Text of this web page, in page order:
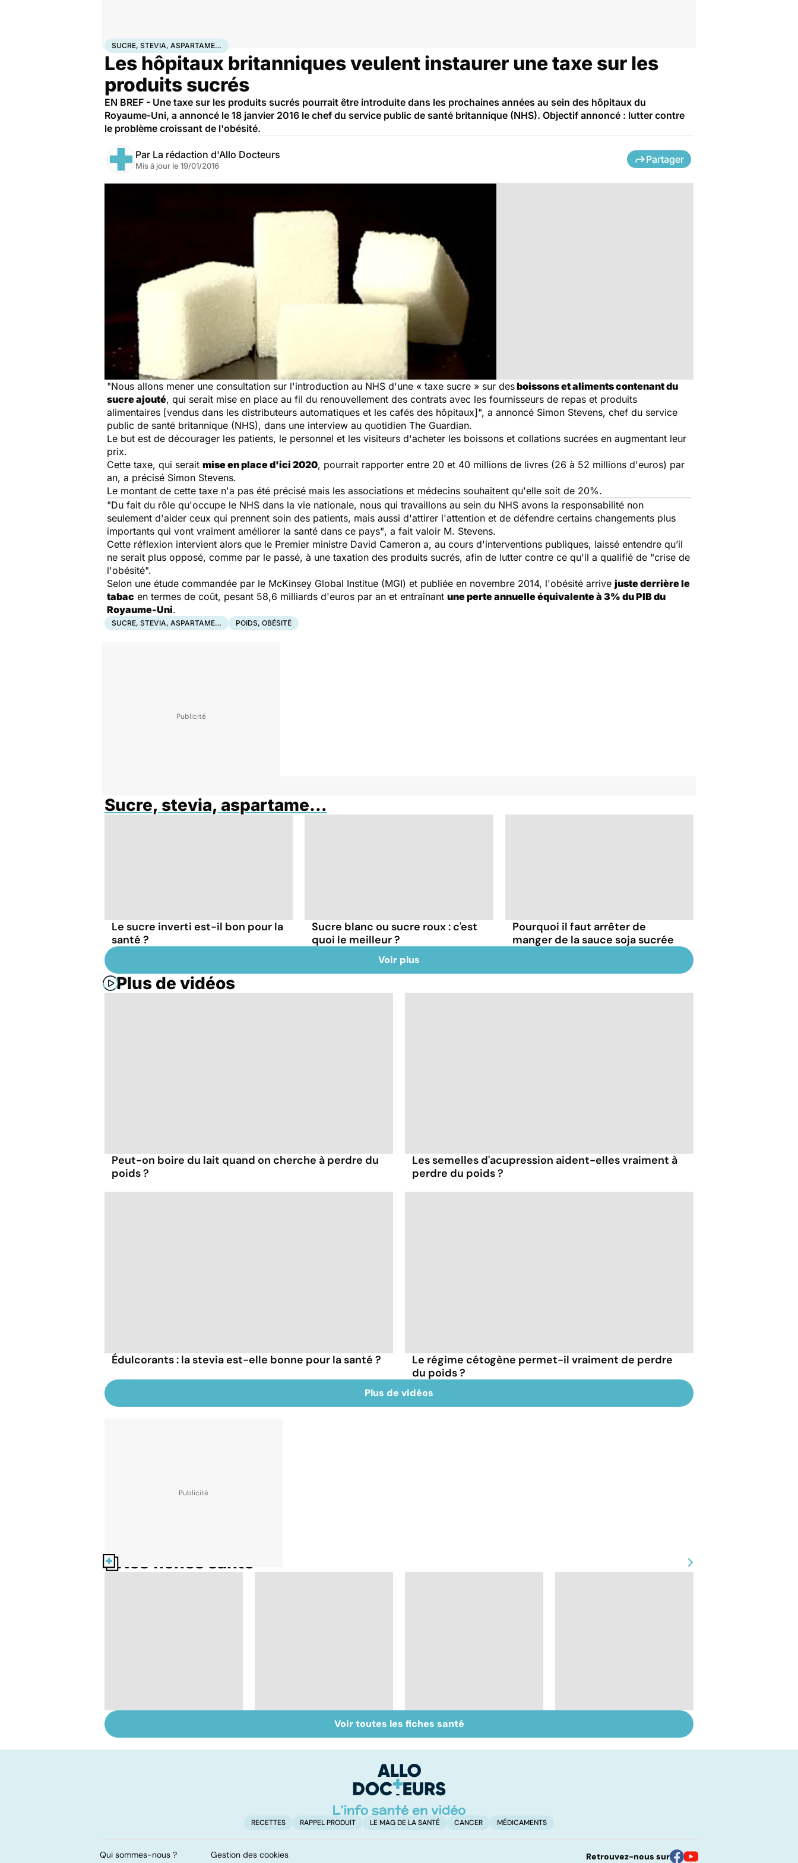
AccueilBien-êtreNutritionSucre, stevia, aspartame…
SUCRE, STEVIA, ASPARTAME…
Les hôpitaux britanniques veulent instaurer une taxe sur les
produits sucrés
EN BREF - Une taxe sur les produits sucrés pourrait être introduite dans les prochaines années au sein des hôpitaux du
Royaume-Uni, a annoncé le 18 janvier 2016 le chef du service public de santé britannique (NHS). Objectif annoncé : lutter contre
le problème croissant de l'obésité.
Par La rédaction d'Allo Docteurs
Mis à jour le 19/01/2016
Partager
"Nous allons mener une consultation sur l'introduction au NHS d'une « taxe sucre » sur desboissons et aliments contenant du
sucre ajouté, qui serait mise en place au fil du renouvellement des contrats avec les fournisseurs de repas et produits
alimentaires [vendus dans les distributeurs automatiques et les cafés des hôpitaux]", a annoncé Simon Stevens, chef du service
public de santé britannique (NHS), dans une interview au quotidien The Guardian.
Le but est de décourager les patients, le personnel et les visiteurs d'acheter les boissons et collations sucrées en augmentant leur
prix.
Cette taxe, qui serait mise en place d'ici 2020, pourrait rapporter entre 20 et 40 millions de livres (26 à 52 millions d'euros) par
an, a précisé Simon Stevens.
Le montant de cette taxe n'a pas été précisé mais les associations et médecins souhaitent qu'elle soit de 20%.
"Du fait du rôle qu'occupe le NHS dans la vie nationale, nous qui travaillons au sein du NHS avons la responsabilité non
seulement d'aider ceux qui prennent soin des patients, mais aussi d'attirer l'attention et de défendre certains changements plus
importants qui vont vraiment améliorer la santé dans ce pays", a fait valoir M. Stevens.
Cette réflexion intervient alors que le Premier ministre David Cameron a, au cours d'interventions publiques, laissé entendre qu’il
ne serait plus opposé, comme par le passé, à une taxation des produits sucrés, afin de lutter contre ce qu'il a qualifié de "crise de
l'obésité".
Selon une étude commandée par le McKinsey Global Institue (MGI) et publiée en novembre 2014, l'obésité arrive juste derrière le
tabac en termes de coût, pesant 58,6 milliards d'euros par an et entraînant une perte annuelle équivalente à 3% du PIB du
Royaume-Uni.
SUCRE, STEVIA, ASPARTAME… POIDS, OBÉSITÉ
Sucre, stevia, aspartame…
Le sucre inverti est-il bon pour la
santé ?
Sucre blanc ou sucre roux : c'est
quoi le meilleur ?
Pourquoi il faut arrêter de
manger de la sauce soja sucrée
Voir plus
Plus de vidéos
Peut-on boire du lait quand on cherche à perdre du
poids ?
Les semelles d'acupression aident-elles vraiment à
perdre du poids ?
Édulcorants : la stevia est-elle bonne pour la santé ?
Le régime cétogène permet-il vraiment de perdre
du poids ?
Plus de vidéos
Nos fiches santé
mangeons-nous trop
Qu'est-ce que l'index
glycémique ?
Les féculents, un
carburant
l'obésité, le jour
Voir toutes les fiches santé
RECETTES RAPPEL PRODUIT LE MAG DE LA SANTÉ CANCER MÉDICAMENTS
Qui sommes-nous ? Gestion des cookies Retrouvez-nous sur